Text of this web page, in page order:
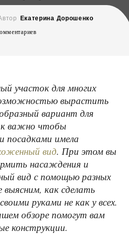
Екатерина Дорошенко
участок для многих
вырастить
вариант для
важно чтобы
посадками имела
вид. При этом вы
насаждения и
вид с помощью разных
как сделать
руками не как у всех.
обзоре помогут вам
конструкции.